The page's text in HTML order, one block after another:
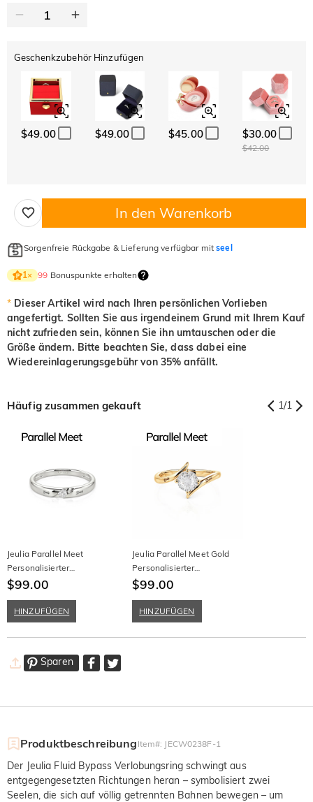
Geschenkzubehör Hinzufügen
$49.00 $49.00 $45.00 $30.00
$42.00
In den Warenkorb
Sorgenfreie Rückgabe & Lieferung verfügbar mitseel
1× 99 Bonuspunkte erhalten
* Dieser Artikel wird nach Ihren persönlichen Vorlieben
angefertigt. Sollten Sie aus irgendeinem Grund mit Ihrem Kauf
nicht zufrieden sein, können Sie ihn umtauschen oder die
Größe ändern. Bitte beachten Sie, dass dabei eine
Wiedereinlagerungsgebühr von 35% anfällt.
Häufig zusammen gekauft 1/1
Jeulia Parallel Meet
Personalisierter
Gravierbarer Herren Bypass
$99.00
HINZUFÜGEN
Jeulia Parallel Meet Gold
Personalisierter
Gravierbarer Bypass
Sternenstrahl-Schliff
$99.00
HINZUFÜGEN
Sparen
Produktbeschreibung Item#: JECW0238F-1
Der Jeulia Fluid Bypass Verlobungsring schwingt aus
entgegengesetzten Richtungen heran – symbolisiert zwei
Seelen, die sich auf völlig getrennten Bahnen bewegen – um